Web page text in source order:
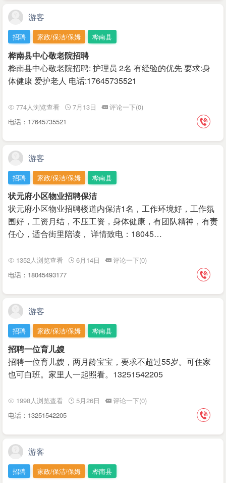
游客
招聘 家政/保洁/保姆 桦南县
桦南县中心敬老院招聘
桦南县中心敬老院招聘: 护理员 2名 有经验的优先 要求:身
体健康 爱护老人 电话:17645735521
774人浏览查看 7月13日
评论一下(0)
电话：17645735521
游客
招聘 家政/保洁/保姆 桦南县
状元府小区物业招聘保洁
状元府小区物业招聘楼道内保洁1名，工作环境好，工作氛
围好，工资月结，不压工资，身体健康，有团队精神，有责
任心，适合街里陪读， 详情致电：18045…
1352人浏览查看 6月14日
评论一下(0)
电话：18045493177
游客
招聘 家政/保洁/保姆 桦南县
招聘一位育儿嫂
招聘一位育儿嫂，两月龄宝宝，要求不超过55岁。可住家
也可白班。家里人一起照看。13251542205
1998人浏览查看 5月26日
评论一下(0)
电话：13251542205
游客
招聘 家政/保洁/保姆 桦南县